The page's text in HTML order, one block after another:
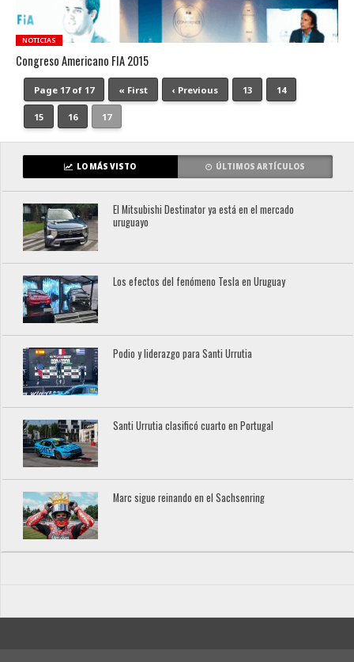
NOTICIAS
Congreso Americano FIA 2015
Page 17 of 17 « First ‹ Previous 13 14
15 16 17
LO MÁS VISTO ÚLTIMOS ARTÍCULOS
El Mitsubishi Destinator ya está en el mercado
uruguayo
Los efectos del fenómeno Tesla en Uruguay
Podio y liderazgo para Santi Urrutia
Santi Urrutia clasificó cuarto en Portugal
Marc sigue reinando en el Sachsenring